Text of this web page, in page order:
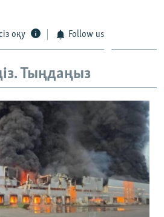
360p 480p480p
оқу Follow us
Тыңдаңыз